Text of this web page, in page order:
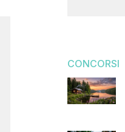
CONCORSI